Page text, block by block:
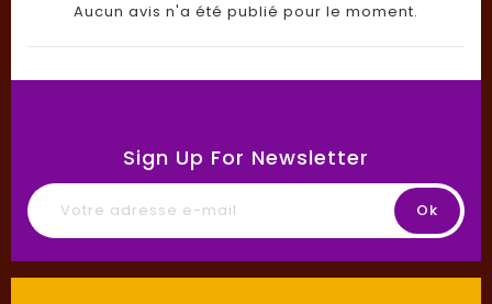
Aucun avis n'a été publié pour le moment.
Sign Up For Newsletter